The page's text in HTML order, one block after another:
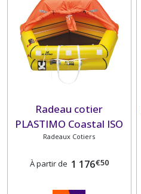
Radeau cotier
PLASTIMO Coastal ISO
en container
Radeaux Cotiers
À partir de 1 176€50